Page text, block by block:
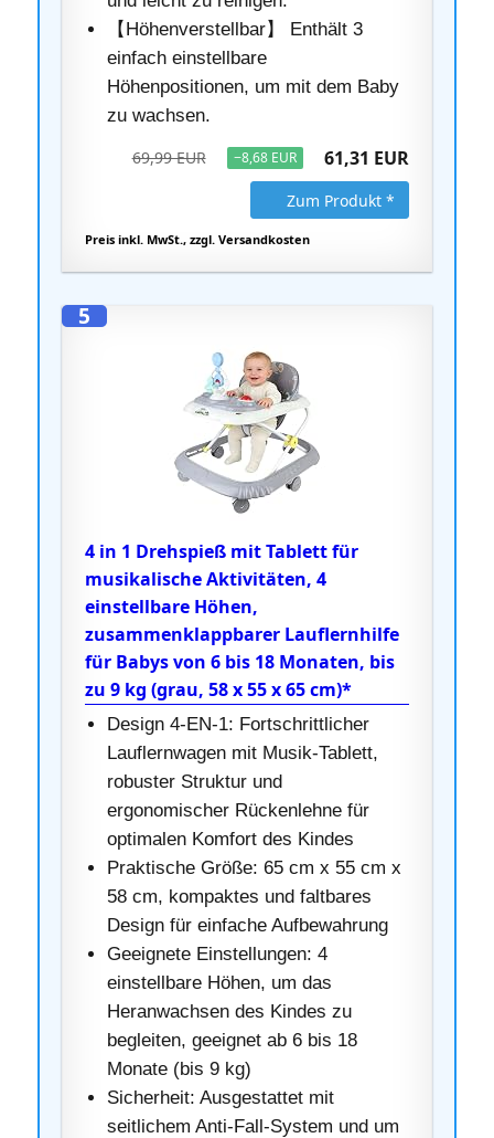
【Höhenverstellbar】 Enthält 3
einfach einstellbare
Höhenpositionen, um mit dem Baby
zu wachsen.
69,99 EUR −8,68 EUR 61,31 EUR
Zum Produkt *
Preis inkl. MwSt., zzgl. Versandkosten
5
4 in 1 Drehspieß mit Tablett für
musikalische Aktivitäten, 4
einstellbare Höhen,
zusammenklappbarer Lauflernhilfe
für Babys von 6 bis 18 Monaten, bis
zu 9 kg (grau, 58 x 55 x 65 cm)*
Design 4-EN-1: Fortschrittlicher
Lauflernwagen mit Musik-Tablett,
robuster Struktur und
ergonomischer Rückenlehne für
optimalen Komfort des Kindes
Praktische Größe: 65 cm x 55 cm x
58 cm, kompaktes und faltbares
Design für einfache Aufbewahrung
Geeignete Einstellungen: 4
einstellbare Höhen, um das
Heranwachsen des Kindes zu
begleiten, geeignet ab 6 bis 18
Monate (bis 9 kg)
Sicherheit: Ausgestattet mit
seitlichem Anti-Fall-System und um